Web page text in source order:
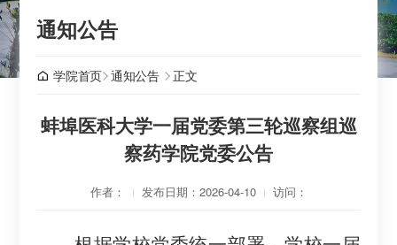
通知公告
学院首页 通知公告 正文
蚌埠医科大学一届党委第三轮巡察组巡
察药学院党委公告
作者： 发布日期：2026-04-10 访问：